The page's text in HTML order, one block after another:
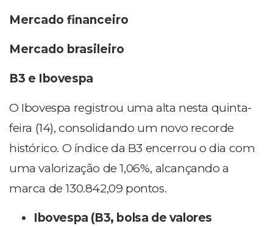
Mercado financeiro
Mercado brasileiro
B3 e Ibovespa
O Ibovespa registrou uma alta nesta quinta-
feira (14), consolidando um novo recorde
histórico. O índice da B3 encerrou o dia com
uma valorização de 1,06%, alcançando a
marca de 130.842,09 pontos.
Ibovespa (B3, bolsa de valores